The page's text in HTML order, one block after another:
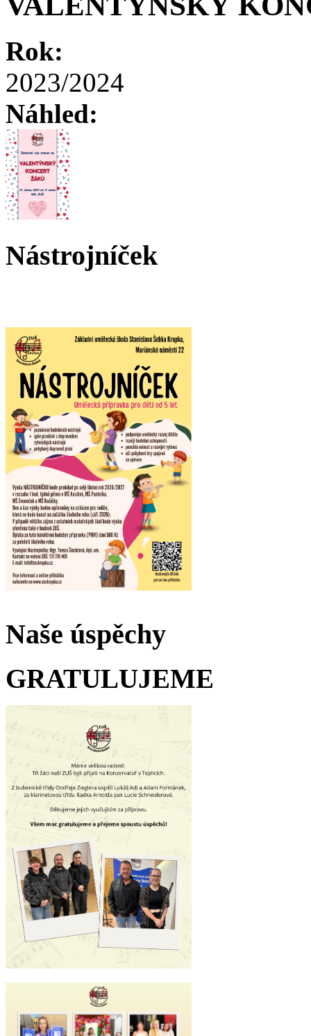
Rok:
2023/2024
Náhled:
Nástrojníček
Naše úspěchy
GRATULUJEME